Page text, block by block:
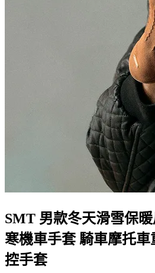
SMT 男款冬天滑雪保
寒機車手套 騎車摩托
控手套